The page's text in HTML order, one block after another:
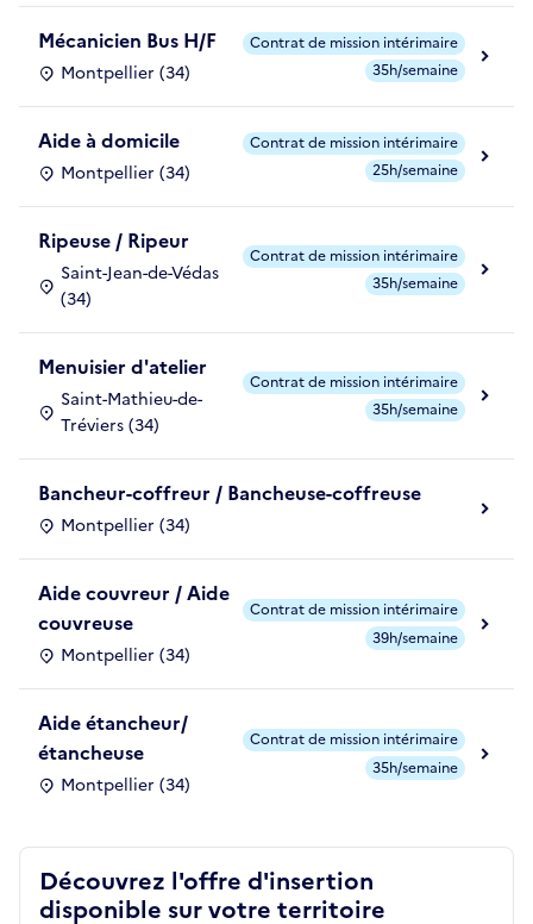
Mécanicien Bus H/F
Montpellier (34)
Contrat de mission intérimaire
35h/semaine
Aide à domicile
Montpellier (34)
Contrat de mission intérimaire
25h/semaine
Ripeuse / Ripeur
Saint-Jean-de-Védas
(34)
Contrat de mission intérimaire
35h/semaine
Menuisier d'atelier
Saint-Mathieu-de-
Tréviers (34)
Contrat de mission intérimaire
35h/semaine
Bancheur-coffreur / Bancheuse-coffreuse
Montpellier (34)
Aide couvreur / Aide
couvreuse
Montpellier (34)
Contrat de mission intérimaire
39h/semaine
Aide étancheur/
étancheuse
Montpellier (34)
Contrat de mission intérimaire
35h/semaine
Découvrez l'offre d'insertion
disponible sur votre territoire